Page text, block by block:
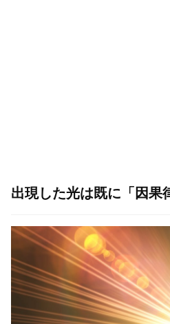
出現した光は既に「因果